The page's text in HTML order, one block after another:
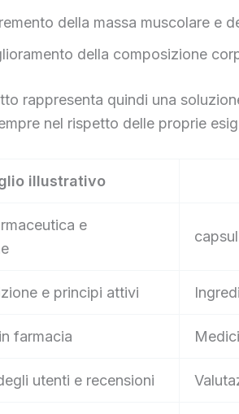
della massa muscolare e
della composizione
rappresenta quindi una
nel rispetto delle proprie
illustrativo
e
e principi attivi
farmacia
utenti e recensioni